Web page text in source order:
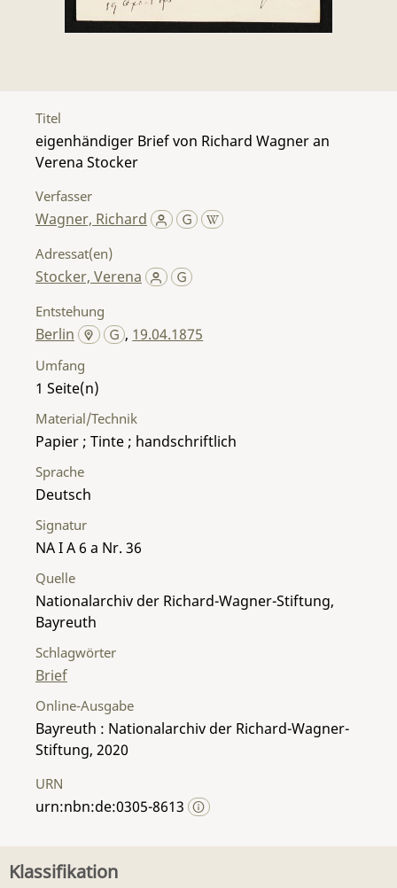
Titel
eigenhändiger Brief von Richard Wagner an
Verena Stocker
Verfasser
Wagner, Richard
Adressat(en)
Stocker, Verena
Entstehung
Berlin , 19.04.1875
Umfang
1
Material/Technik
Papier ; Tinte ; handschriftlich
Sprache
Deutsch
Signatur
NA I A 6 a Nr. 36
Quelle
Nationalarchiv der Richard-Wagner-Stiftung,
Bayreuth
Schlagwörter
Brief
Online-Ausgabe
Bayreuth : Nationalarchiv der Richard-Wagner-
Stiftung, 2020
URN
urn:nbn:de:0305-8613
Klassifikation